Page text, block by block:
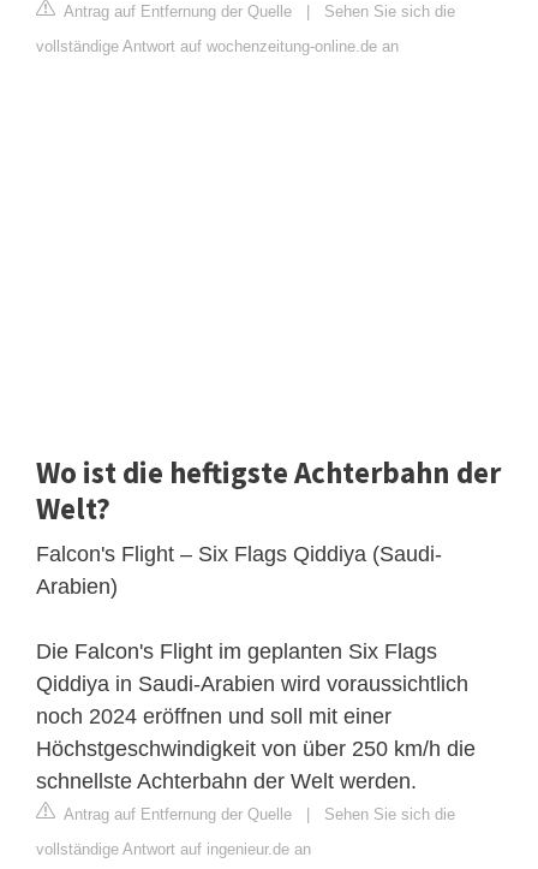
Antrag auf Entfernung der Quelle | Sehen Sie sich die
vollständige Antwort auf wochenzeitung-online.de an
Wo ist die heftigste Achterbahn der
Welt?
Falcon's Flight – Six Flags Qiddiya (Saudi-
Arabien)
Die Falcon's Flight im geplanten Six Flags
Qiddiya in Saudi-Arabien wird voraussichtlich
noch 2024 eröffnen und soll mit einer
Höchstgeschwindigkeit von über 250 km/h die
schnellste Achterbahn der Welt werden.
Antrag auf Entfernung der Quelle | Sehen Sie sich die
vollständige Antwort auf ingenieur.de an